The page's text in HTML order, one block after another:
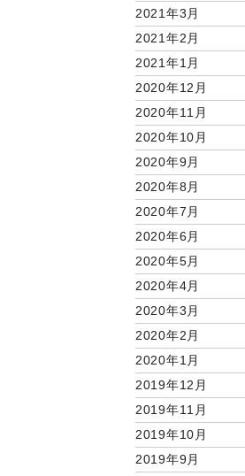
2021年3月
2021年2月
2021年1月
2020年12月
2020年11月
2020年10月
2020年9月
2020年8月
2020年7月
2020年6月
2020年5月
2020年4月
2020年3月
2020年2月
2020年1月
2019年12月
2019年11月
2019年10月
2019年9月